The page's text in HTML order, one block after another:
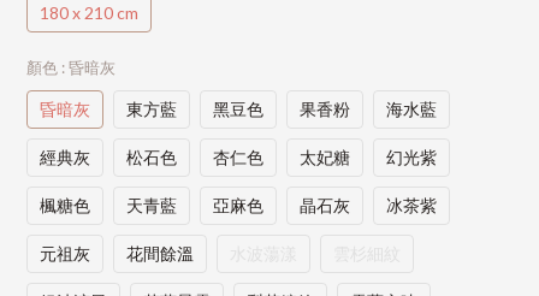
180 x 210 cm
顏色 : 昏暗灰
昏暗灰 東方藍 黑豆色 果香粉 海水藍
經典灰 松石色 杏仁色 太妃糖 幻光紫
楓糖色 天青藍 亞麻色 晶石灰 冰茶紫
元祖灰 花間餘溫